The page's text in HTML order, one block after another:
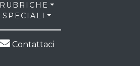
RUBRICHE
SPECIALI
Contattaci